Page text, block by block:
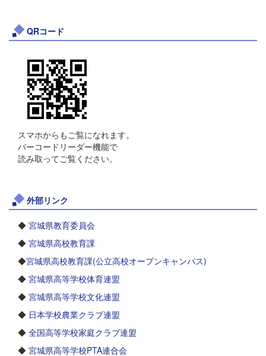
QRコード
スマホからもご覧になれます。
バーコードリーダー機能で
読み取ってご覧ください。
外部リンク
◆ 宮城県教育委員会
◆ 宮城県高校教育課
◆宮城県高校教育課(公立高校オープンキャンパス)
◆ 宮城県高等学校体育連盟
◆ 宮城県高等学校文化連盟
◆ 日本学校農業クラブ連盟
◆ 全国高等学校家庭クラブ連盟
◆ 宮城県高等学校PTA連合会